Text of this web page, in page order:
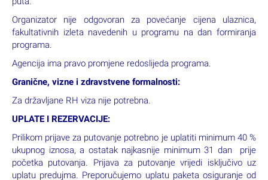
Organizator nije odgovoran za povećanje cijena ulaznica,
fakultativnih izleta navedenih u programu na dan formiranja
programa.
Agencija ima pravo promjene redoslijeda programa.
Granične, vizne i zdravstvene formalnosti:
Za državljane RH viza nije potrebna.
UPLATE I REZERVACIJE:
Prilikom prijave za putovanje potrebno je uplatiti minimum 40 %
ukupnog iznosa, a ostatak najkasnije minimum 31 dan prije
početka putovanja. Prijava za putovanje vrijedi isključivo uz
uplatu predujma. Preporučujemo uplatu paketa osiguranje od